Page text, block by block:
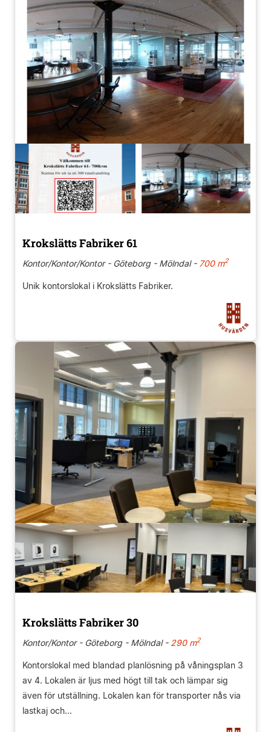
Krokslätts Fabriker 61
Kontor/Kontor/Kontor - Göteborg - Mölndal -700 m2
Unik kontorslokal i Krokslätts Fabriker.
Krokslätts Fabriker 30
Kontor/Kontor - Göteborg - Mölndal -290 m2
Kontorslokal med blandad planlösning på våningsplan 3
av 4. Lokalen är ljus med högt till tak och lämpar sig
även för utställning. Lokalen kan för transporter nås via
lastkaj och...